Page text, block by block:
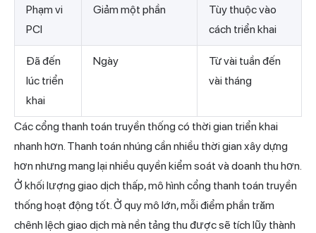
Phạm vi
PCI
Giảm một phần
Tùy thuộc vào
cách triển khai
Đã đến
lúc triển
khai
Ngày
Từ vài tuần đến
vài tháng
Các cổng thanh toán truyền thống có thời gian triển khai
nhanh hơn. Thanh toán nhúng cần nhiều thời gian xây dựng
hơn nhưng mang lại nhiều quyền kiểm soát và doanh thu hơn.
Ở khối lượng giao dịch thấp, mô hình cổng thanh toán truyền
thống hoạt động tốt. Ở quy mô lớn, mỗi điểm phần trăm
chênh lệch giao dịch mà nền tảng thu được sẽ tích lũy thành